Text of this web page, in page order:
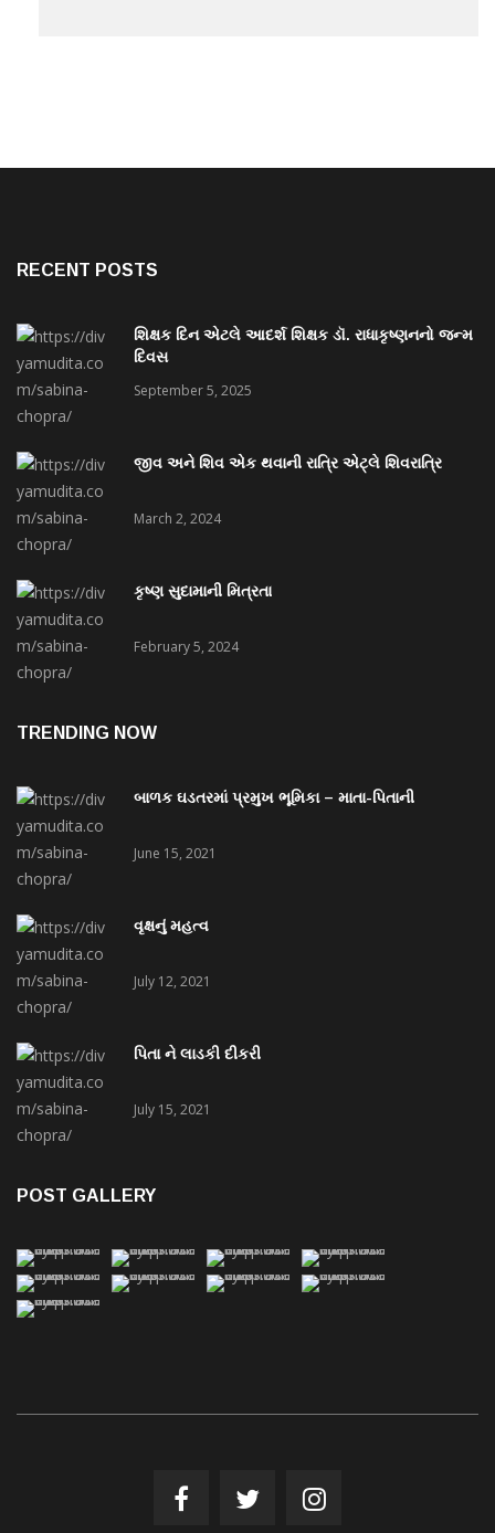
RECENT POSTS
શિક્ષક દિન એટલે આદર્શ શિક્ષક ડૉ. રાધાકૃષ્ણનનો જન્મ
દિવસ
September 5, 2025
જીવ અને શિવ એક થવાની રાત્રિ એટ્લે શિવરાત્રિ
March 2, 2024
કૃષ્ણ સુદામાની મિત્રતા
February 5, 2024
TRENDING NOW
બાળક ઘડતરમાં પ્રમુખ ભૂમિકા – માતા-પિતાની
June 15, 2021
વૃક્ષનું મહત્વ
July 12, 2021
પિતા ને લાડકી દીકરી
July 15, 2021
POST GALLERY